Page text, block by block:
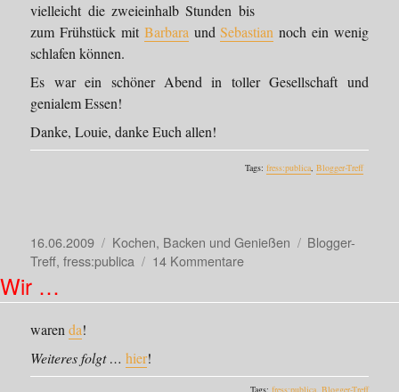
vielleicht die zweieinhalb Stunden bis
zum Frühstück mit Barbara undSebastian noch ein wenig
schlafen können.
Es war ein schöner Abend in toller Gesellschaft und
genialem Essen!
Danke, Louie, danke Euch allen!
Tags:fress:publica,Blogger-Treff
Veröffentlicht
am
16.06.2009 Kategorien
Kochen, Backen und Genießen Schlagwörter
Blogger-
Treff,fress:publica 14 Kommentarezu
Wir …
warenda!
Weiteres folgt …hier!
Tags: fress:publica, Blogger-Treff